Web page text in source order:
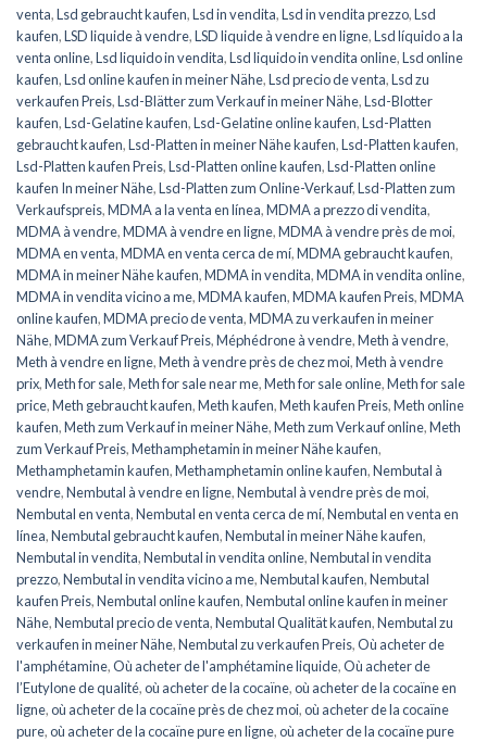
venta,Lsd gebraucht kaufen,Lsd in vendita,Lsd in vendita prezzo,Lsd
kaufen,LSD liquide à vendre,LSD liquide à vendre en ligne,Lsd líquido a la
venta online,Lsd liquido in vendita,Lsd liquido in vendita online,Lsd online
kaufen,Lsd online kaufen in meiner Nähe,Lsd precio de venta,Lsd zu
verkaufen Preis,Lsd-Blätter zum Verkauf in meiner Nähe,Lsd-Blotter
kaufen,Lsd-Gelatine kaufen,Lsd-Gelatine online kaufen,Lsd-Platten
gebraucht kaufen,Lsd-Platten in meiner Nähe kaufen,Lsd-Platten kaufen,
Lsd-Platten kaufen Preis,Lsd-Platten online kaufen,Lsd-Platten online
kaufen In meiner Nähe,Lsd-Platten zum Online-Verkauf,Lsd-Platten zum
Verkaufspreis,MDMA a la venta en línea,MDMA a prezzo di vendita,
MDMA à vendre,MDMA à vendre en ligne,MDMA à vendre près de moi,
MDMA en venta,MDMA en venta cerca de mí,MDMA gebraucht kaufen,
MDMA in meiner Nähe kaufen,MDMA in vendita,MDMA in vendita online,
MDMA in vendita vicino a me,MDMA kaufen,MDMA kaufen Preis,MDMA
online kaufen,MDMA precio de venta,MDMA zu verkaufen in meiner
Nähe,MDMA zum Verkauf Preis,Méphédrone à vendre,Meth à vendre,
Meth à vendre en ligne,Meth à vendre près de chez moi,Meth à vendre
prix,Meth for sale,Meth for sale near me,Meth for sale online,Meth for sale
price,Meth gebraucht kaufen,Meth kaufen,Meth kaufen Preis,Meth online
kaufen,Meth zum Verkauf in meiner Nähe,Meth zum Verkauf online,Meth
zum Verkauf Preis,Methamphetamin in meiner Nähe kaufen,
Methamphetamin kaufen,Methamphetamin online kaufen,Nembutal à
vendre,Nembutal à vendre en ligne,Nembutal à vendre près de moi,
Nembutal en venta,Nembutal en venta cerca de mí,Nembutal en venta en
línea,Nembutal gebraucht kaufen,Nembutal in meiner Nähe kaufen,
Nembutal in vendita,Nembutal in vendita online,Nembutal in vendita
prezzo,Nembutal in vendita vicino a me,Nembutal kaufen,Nembutal
kaufen Preis,Nembutal online kaufen,Nembutal online kaufen in meiner
Nähe,Nembutal precio de venta,Nembutal Qualität kaufen,Nembutal zu
verkaufen in meiner Nähe,Nembutal zu verkaufen Preis,Où acheter de
l'amphétamine,Où acheter de l'amphétamine liquide,Où acheter de
l’Eutylone de qualité,où acheter de la cocaïne,où acheter de la cocaïne en
ligne,où acheter de la cocaïne près de chez moi,où acheter de la cocaïne
pure,où acheter de la cocaïne pure en ligne,où acheter de la cocaïne pure